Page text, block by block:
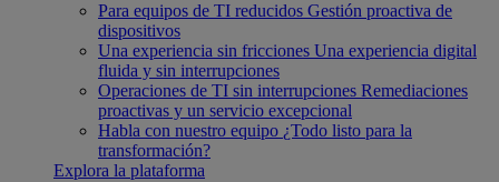
Para equipos de TI reducidos Gestión proactiva de
dispositivos
Una experiencia sin fricciones Una experiencia digital
fluida y sin interrupciones
Operaciones de TI sin interrupciones Remediaciones
proactivas y un servicio excepcional
Habla con nuestro equipo ¿Todo listo para la
transformación?
Explora la plataforma